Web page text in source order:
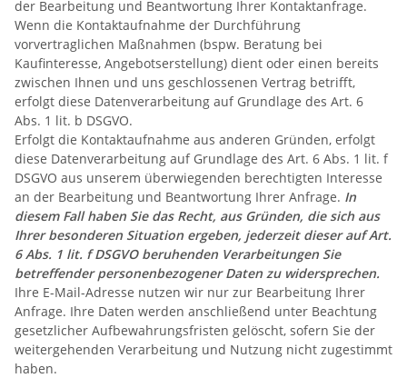
der Bearbeitung und Beantwortung Ihrer Kontaktanfrage.
Wenn die Kontaktaufnahme der Durchführung
vorvertraglichen Maßnahmen (bspw. Beratung bei
Kaufinteresse, Angebotserstellung) dient oder einen bereits
zwischen Ihnen und uns geschlossenen Vertrag betrifft,
erfolgt diese Datenverarbeitung auf Grundlage des Art. 6
Abs. 1 lit. b DSGVO.
Erfolgt die Kontaktaufnahme aus anderen Gründen, erfolgt
diese Datenverarbeitung auf Grundlage des Art. 6 Abs. 1 lit. f
DSGVO aus unserem überwiegenden berechtigten Interesse
an der Bearbeitung und Beantwortung Ihrer Anfrage. In
diesem Fall haben Sie das Recht, aus Gründen, die sich aus
Ihrer besonderen Situation ergeben, jederzeit dieser auf Art.
6 Abs. 1 lit. f DSGVO beruhenden Verarbeitungen Sie
betreffender personenbezogener Daten zu widersprechen.
Ihre E-Mail-Adresse nutzen wir nur zur Bearbeitung Ihrer
Anfrage. Ihre Daten werden anschließend unter Beachtung
gesetzlicher Aufbewahrungsfristen gelöscht, sofern Sie der
weitergehenden Verarbeitung und Nutzung nicht zugestimmt
haben.